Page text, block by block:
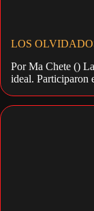
LOS
Por Ma Chete ()
ideal.